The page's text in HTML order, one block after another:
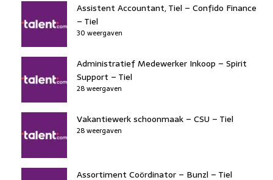
Assistent Accountant, Tiel – Confido Finance
– Tiel
30 weergaven
Administratief Medewerker Inkoop – Spirit
Support – Tiel
28 weergaven
Vakantiewerk schoonmaak – CSU – Tiel
28 weergaven
Assortiment Coördinator – Bunzl – Tiel